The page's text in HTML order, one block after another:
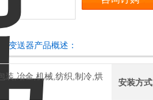
变送器产品概述：
装,冶金,机械,纺织,制冷,烘
安装方式